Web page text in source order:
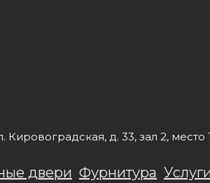
Кировоградская, д. 33, зал 2, место
двери Фурнитура